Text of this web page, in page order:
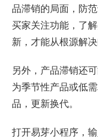
品滞销的局面，防
买家关注功能，了
新，才能从根源解决
另外，产品滞销还
为季节性产品或低
品，更新换代。
打开易芽小程序，